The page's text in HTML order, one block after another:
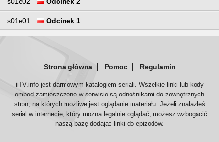
s01e01 Odcinek 1
Strona główna Pomoc Regulamin
iiTV.info jest darmowym katalogiem seriali. Wszelkie linki lub kody
embed zamieszczone w serwisie są odnośnikami do zewnętrznych
stron, na których możliwe jest oglądanie materiału. Jeżeli znalazłeś
serial w internecie, który można legalnie oglądać, możesz wzbogacić
naszą bazę dodając linki do epizodów.